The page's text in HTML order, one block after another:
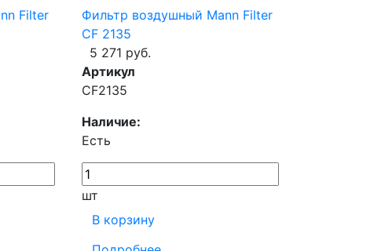
Filter
Фильтр воздушный Mann Filter
CF 2135
5 271 руб.
Артикул
CF2135
Наличие:
Есть
шт
В корзину